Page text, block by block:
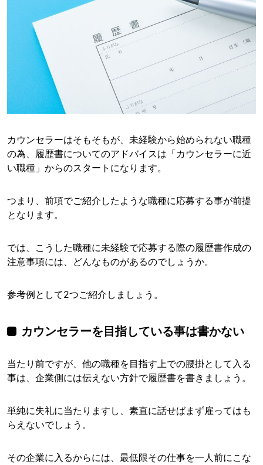
カウンセラーはそもそもが、未経験から始められない職種
の為、履歴書についてのアドバイスは「カウンセラーに近
い職種」からのスタートになります。
つまり、前項でご紹介したような職種に応募する事が前提
となります。
では、こうした職種に未経験で応募する際の履歴書作成の
注意事項には、どんなものがあるのでしょうか。
参考例として2つご紹介しましょう。
カウンセラーを目指している事は書かない
当たり前ですが、他の職種を目指す上での腰掛として入る
事は、企業側には伝えない方針で履歴書を書きましょう。
単純に失礼に当たりますし、素直に話せばまず雇ってはも
らえないでしょう。
その企業に入るからには、最低限その仕事を一人前にこな